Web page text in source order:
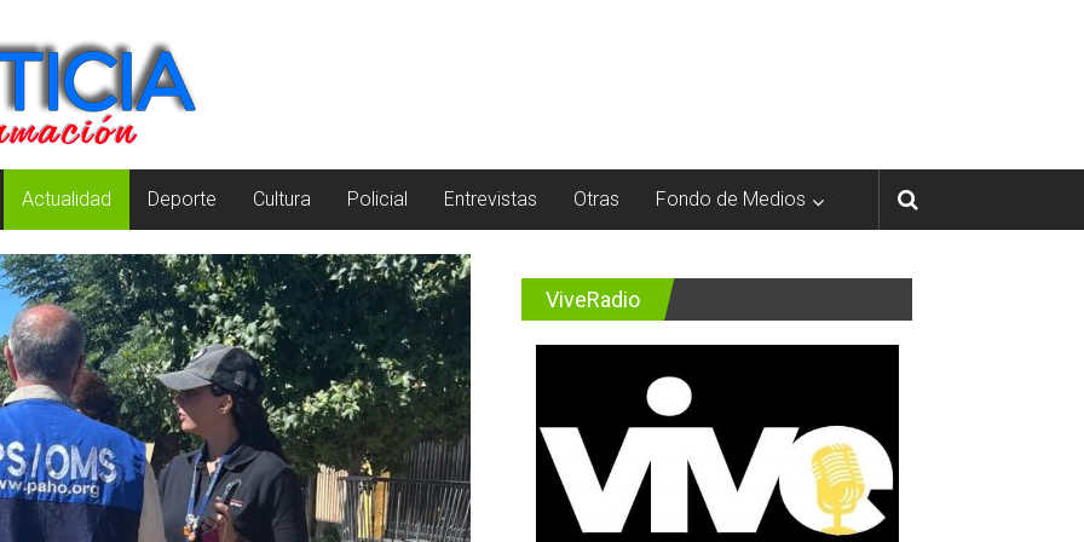
Actualidad Deporte Cultura Policial Entrevistas Otras Fondo de Medios
ViveRadio